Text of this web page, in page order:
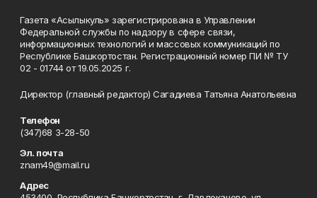
Газета «Асылыкуль» зарегистрирована в Управлении
Федеральной службы по надзору в сфере связи,
информационных технологий и массовых коммуникаций по
Республике Башкортостан. Регистрационный номер ПИ № ТУ
02 - 01744 от 19.05.2025 г.
Директор (главный редактор) Сагадиева Татьяна Анатольевна
Телефон
(347)68 3-28-50
Эл. почта
znam49@mail.ru
Адрес